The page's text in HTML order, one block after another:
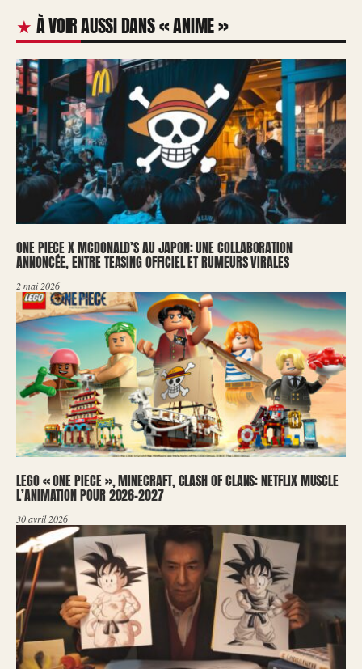
À VOIR AUSSI DANS « ANIME »
ONE PIECE X MCDONALD’S AU JAPON: UNE COLLABORATION
ANNONCÉE, ENTRE TEASING OFFICIEL ET RUMEURS VIRALES
2 mai 2026
LEGO « ONE PIECE », MINECRAFT, CLASH OF CLANS: NETFLIX MUSCLE
L’ANIMATION POUR 2026-2027
30 avril 2026